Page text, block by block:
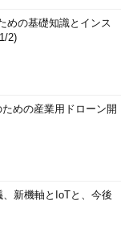
めの基礎知識とインス
2)
めの産業用ドローン開
新機軸とIoTと、今後